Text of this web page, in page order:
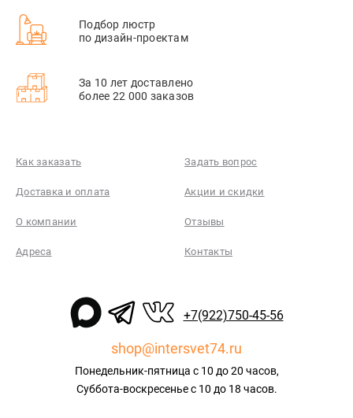
Подбор люстр
по дизайн-проектам
За 10 лет доставлено
более 22 000 заказов
Как заказать Задать вопрос
Доставка и оплата Акции и скидки
О компании Отзывы
Адреса Контакты
+7(922)750-45-56
shop@intersvet74.ru
Понедельник-пятница с 10 до 20 часов,
Суббота-воскресенье с 10 до 18 часов.